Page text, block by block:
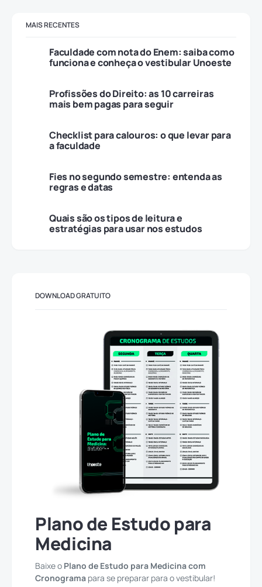
MAIS RECENTES
Faculdade com nota do Enem: saiba como
funciona e conheça o vestibular Unoeste
Profissões do Direito: as 10 carreiras
mais bem pagas para seguir
Checklist para calouros: o que levar para
a faculdade
Fies no segundo semestre: entenda as
regras e datas
Quais são os tipos de leitura e
estratégias para usar nos estudos
DOWNLOAD GRATUITO
Plano de Estudo para
Medicina
Baixe o Plano de Estudo para Medicina com
Cronograma para se preparar para o vestibular!